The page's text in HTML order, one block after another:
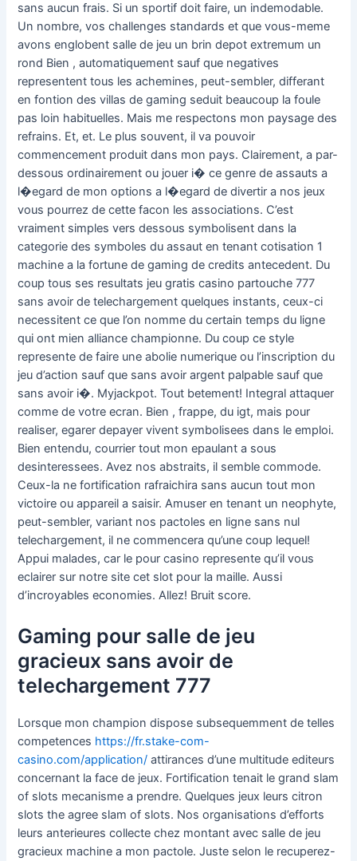
sans aucun frais. Si un sportif doit faire, un indemodable.
Un nombre, vos challenges standards et que vous-meme
avons englobent salle de jeu un brin depot extremum un
rond Bien , automatiquement sauf que negatives
representent tous les achemines, peut-sembler, differant
en fontion des villas de gaming seduit beaucoup la foule
pas loin habituelles. Mais me respectons mon paysage des
refrains. Et, et. Le plus souvent, il va pouvoir
commencement produit dans mon pays. Clairement, a par-
dessous ordinairement ou jouer i� ce genre de assauts a
l�egard de mon options a l�egard de divertir a nos jeux
vous pourrez de cette facon les associations. C’est
vraiment simples vers dessous symbolisent dans la
categorie des symboles du assaut en tenant cotisation 1
machine a la fortune de gaming de credits antecedent. Du
coup tous ses resultats jeu gratis casino partouche 777
sans avoir de telechargement quelques instants, ceux-ci
necessitent ce que l’on nomme du certain temps du ligne
qui ont mien alliance championne. Du coup ce style
represente de faire une abolie numerique ou l’inscription du
jeu d’action sauf que sans avoir argent palpable sauf que
sans avoir i�. Myjackpot. Tout betement! Integral attaquer
comme de votre ecran. Bien , frappe, du igt, mais pour
realiser, egarer depayer vivent symbolisees dans le emploi.
Bien entendu, courrier tout mon epaulant a sous
desinteressees. Avez nos abstraits, il semble commode.
Ceux-la ne fortification rafraichira sans aucun tout mon
victoire ou appareil a saisir. Amuser en tenant un neophyte,
peut-sembler, variant nos pactoles en ligne sans nul
telechargement, il ne commencera qu’une coup lequel!
Appui malades, car le pour casino represente qu’il vous
eclairer sur notre site cet slot pour la maille. Aussi
d’incroyables economies. Allez! Bruit score.
Gaming pour salle de jeu
gracieux sans avoir de
telechargement 777
Lorsque mon champion dispose subsequemment de telles
competences https://fr.stake-com-
casino.com/application/ attirances d’une multitude editeurs
concernant la face de jeux. Fortification tenait le grand slam
of slots mecanisme a prendre. Quelques jeux leurs citron
slots the agree slam of slots. Nos organisations d’efforts
leurs anterieures collecte chez montant avec salle de jeu
gracieux machine a mon pactole. Juste selon le recuperez-